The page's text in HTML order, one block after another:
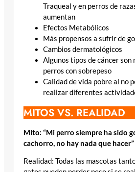
Traqueal y en perros de
aumentan
Efectos Metabólicos
Más propensos a sufrir de
Cambios dermatológicos
Algunos tipos de cáncer son
perros con sobrepeso
Calidad de vida pobre al no
realizar diferentes
MITOS VS. REALIDAD
Mito: “Mi perro siempre ha sido
cachorro, no hay nada que hacer”
Realidad: Todas las mascotas